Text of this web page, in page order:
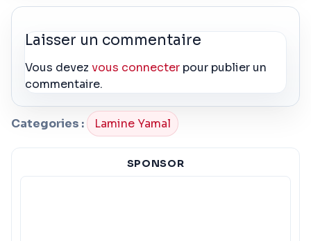
Laisser un commentaire
Vous devezvous connecter pour publier un
commentaire.
Categories : Lamine Yamal
SPONSOR